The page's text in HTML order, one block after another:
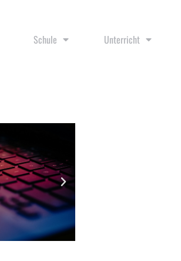
Schule Unterricht